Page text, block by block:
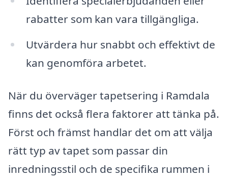
rabatter som kan vara tillgängliga.
Utvärdera hur snabbt och effektivt de
kan genomföra arbetet.
När du överväger tapetsering i Ramdala
finns det också flera faktorer att tänka på.
Först och främst handlar det om att välja
rätt typ av tapet som passar din
inredningsstil och de specifika rummen i